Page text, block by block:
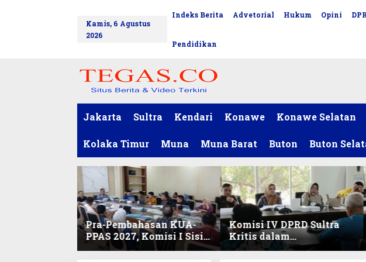
Kamis, 6 Agustus
2026
Indeks Berita Advetorial Hukum Opini
Pendidikan
Jakarta Sultra Kendari Konawe Konawe Selatan
Kolaka Timur Muna Muna Barat Buton Buton
Pra-Pembahasan KUA-
PPAS 2027, Komisi I Sisir
Program Prioritas
Komisi IV DPRD Sultra
Kritis dalam
Harmonisasi KUA-PPAS